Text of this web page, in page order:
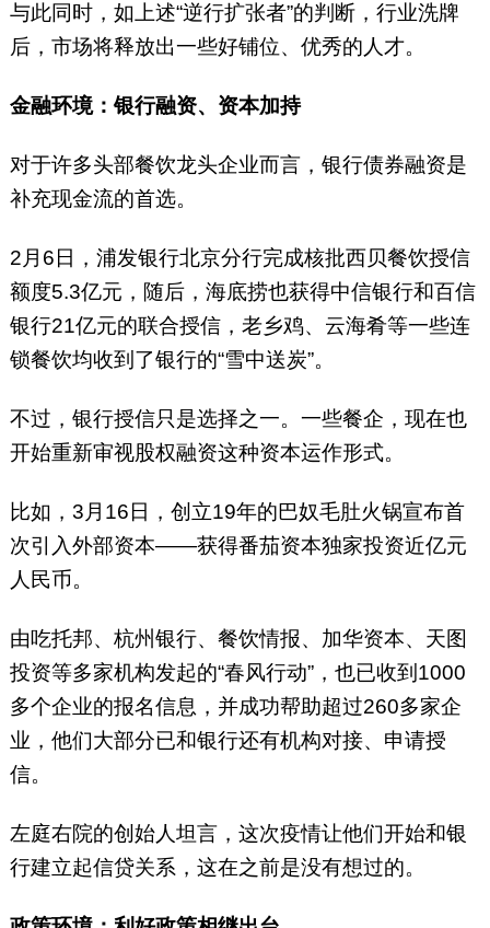
与此同时，如上述“逆行扩张者”的判断，行业洗牌
后，市场将释放出一些好铺位、优秀的人才。
金融环境：银行融资、资本加持
对于许多头部餐饮龙头企业而言，银行债券融资是
补充现金流的首选。
2月6日，浦发银行北京分行完成核批西贝餐饮授信
额度5.3亿元，随后，海底捞也获得中信银行和百信
银行21亿元的联合授信，老乡鸡、云海肴等一些连
锁餐饮均收到了银行的“雪中送炭”。
不过，银行授信只是选择之一。一些餐企，现在也
开始重新审视股权融资这种资本运作形式。
比如，3月16日，创立19年的巴奴毛肚火锅宣布首
次引入外部资本——获得番茄资本独家投资近亿元
人民币。
由吃托邦、杭州银行、餐饮情报、加华资本、天图
投资等多家机构发起的“春风行动”，也已收到1000
多个企业的报名信息，并成功帮助超过260多家企
业，他们大部分已和银行还有机构对接、申请授
信。
左庭右院的创始人坦言，这次疫情让他们开始和银
行建立起信贷关系，这在之前是没有想过的。